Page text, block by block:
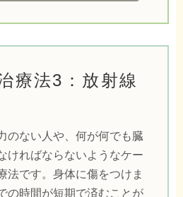
療法3：放射線
のない人や、何が何でも臓
ければならないようなケー
法です。身体に傷をつけま
の時間が短期で済むことが